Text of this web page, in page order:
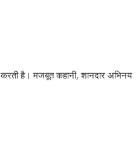
है। मजबूत कहानी, शानदार अभिनय